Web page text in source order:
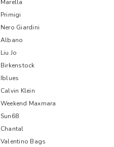
Marella
Primigi
Nero Giardini
Albano
Liu Jo
Birkenstock
Iblues
Calvin Klein
Weekend Maxmara
Sun68
Chantal
Valentino Bags